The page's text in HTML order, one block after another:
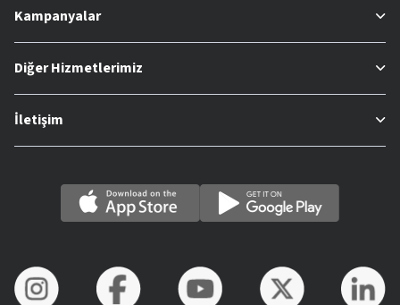
Kampanyalar
Diğer Hizmetlerimiz
İletişim